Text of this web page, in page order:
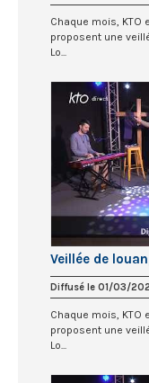
Chaque mois, KTO
proposent une
Lo...
Veillée de
Diffusé le 01/03/
Chaque mois, KTO
proposent une
Lo...